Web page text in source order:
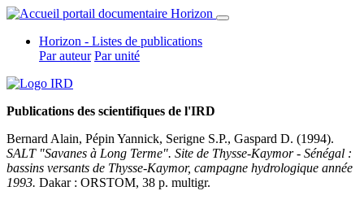
Horizon - Listes de publications
Par auteur Par unité
Publications des scientifiques de l'IRD
Bernard Alain, Pépin Yannick, Serigne S.P., Gaspard D. (1994).
SALT "Savanes à Long Terme". Site de Thysse-Kaymor - Sénégal :
bassins versants de Thysse-Kaymor, campagne hydrologique année
1993. Dakar : ORSTOM, 38 p. multigr.